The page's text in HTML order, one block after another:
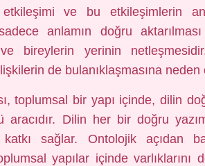
etkileşimi ve bu etkileşimlerin
sadece anlamın doğru
ve bireylerin yerinin
de bulanıklaşmasına neden
toplumsal bir yapı içinde, dilin
Dilin her bir doğru
sağlar. Ontolojik açıdan
yapılar içinde